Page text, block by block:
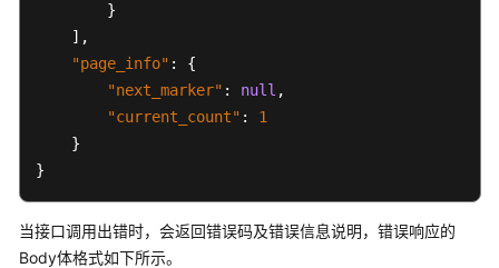
项
最
践
}
] ,
"page_info" :
{
"next_marker" : null ,
"current_count" :
1
}
}
当接口调用出错时，会返回错误码及错误信息说明，错误响应的
Body体格式如下所示。